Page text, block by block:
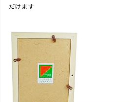
だけます